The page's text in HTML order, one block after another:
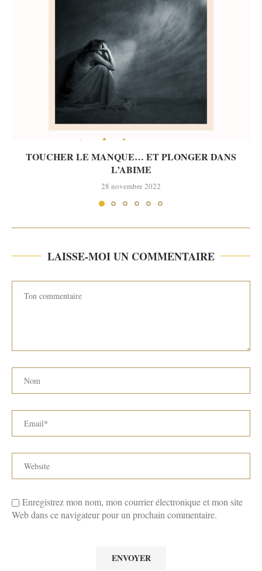
TOUCHER LE MANQUE… ET PLONGER DANS
L’ABIME
28 novembre 2022
LAISSE-MOI UN COMMENTAIRE
Enregistrez mon nom, mon courrier électronique et mon site
Web dans ce navigateur pour un prochain commentaire.